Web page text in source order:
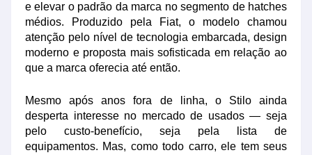
e elevar o padrão da marca no segmento de hatches
médios. Produzido pela
Fiat, o modelo chamou
atenção pelo nível de tecnologia embarcada, design
moderno e proposta mais sofisticada em relação ao
que a marca oferecia até então.
Mesmo após anos fora de linha, o Stilo ainda
desperta interesse no mercado de usados — seja
pelo custo-benefício, seja pela lista de
equipamentos. Mas, como todo carro, ele tem seus